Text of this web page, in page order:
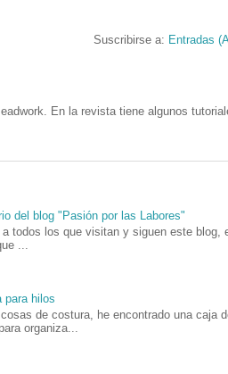
Suscribirse a: Entradas
En la revista tiene algunos
del blog "Pasión por las Labores"
a todos los que visitan y siguen este
...
para hilos
de costura, he encontrado una caja
organiza...